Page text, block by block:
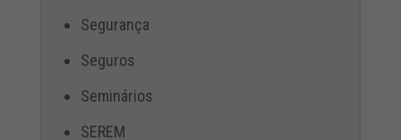
Segurança
Seguros
Seminários
SEREM